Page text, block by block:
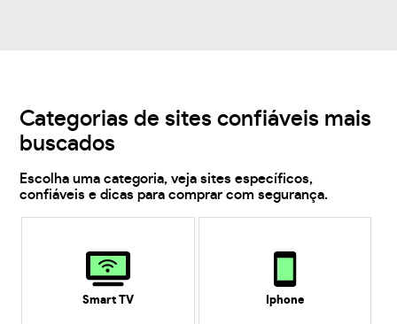
Categorias de sites confiáveis mais
buscados
Escolha uma categoria, veja sites específicos,
confiáveis e dicas para comprar com segurança.
Smart TV Iphone